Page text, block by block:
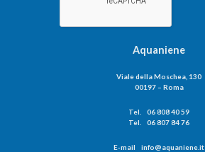
Aquaniene
Viale della Moschea, 130
00197 – Roma
Tel. 06 808 40 59
Tel. 06 807 84 76
E-mail info@aquaniene.it